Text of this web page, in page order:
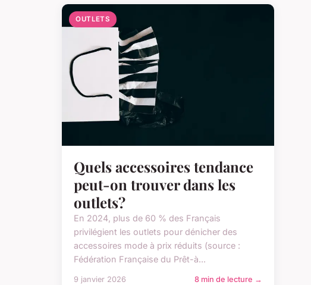
OUTLETS
Quels accessoires tendance
peut-on trouver dans les
outlets?
En 2024, plus de 60 % des Français
privilégient les outlets pour dénicher des
accessoires mode à prix réduits (source :
Fédération Française du Prêt-à...
9 janvier 2026 8 min de lecture →